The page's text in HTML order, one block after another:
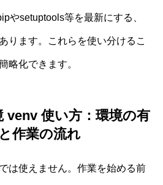
やsetuptools等を最新にする、
ります。これらを使い分けるこ
略化できます。
venv 使い方：環境の有
作業の流れ
は使えません。作業を始める前